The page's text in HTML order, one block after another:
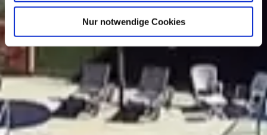
Nur notwendige Cookies